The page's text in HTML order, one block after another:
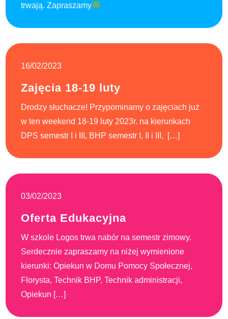
trwają. Zapraszamy
16/02/2023
Zajęcia 18-19 luty
Drodzy słuchacze! Przypominamy o zajęciach już
w ten weekend 18-19 luty 2023r. na kierunkach
DPS semestr I i III, BHP semestr I, II i III, […]
03/02/2023
Oferta Edukacyjna
W szkole Logos trwa nabór na semestr zimowy.
Serdecznie zapraszamy na niżej wymienione
kierunki: Opiekun w Domu Pomocy Społecznej,
Florysta, Technik BHP, Technik administracji,
Opiekun […]